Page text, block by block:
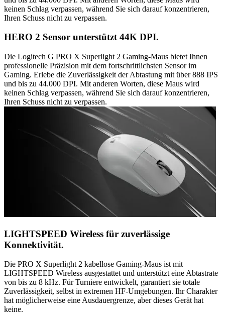
keinen Schlag verpassen, während Sie sich darauf konzentrieren,
Ihren Schuss nicht zu verpassen.
HERO 2 Sensor unterstützt 44K DPI.
Die Logitech G PRO X Superlight 2 Gaming-Maus bietet Ihnen
professionelle Präzision mit dem fortschrittlichsten Sensor im
Gaming. Erlebe die Zuverlässigkeit der Abtastung mit über 888 IPS
und bis zu 44.000 DPI. Mit anderen Worten, diese Maus wird
keinen Schlag verpassen, während Sie sich darauf konzentrieren,
Ihren Schuss nicht zu verpassen.
LIGHTSPEED Wireless für zuverlässige
Konnektivität.
Die PRO X Superlight 2 kabellose Gaming-Maus ist mit
LIGHTSPEED Wireless ausgestattet und unterstützt eine Abtastrate
von bis zu 8 kHz. Für Turniere entwickelt, garantiert sie totale
Zuverlässigkeit, selbst in extremen HF-Umgebungen. Ihr Charakter
hat möglicherweise eine Ausdauergrenze, aber dieses Gerät hat
keine.